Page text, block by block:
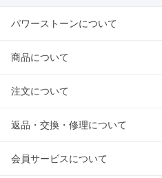
パワーストーンについて
商品について
注文について
返品・交換・修理について
会員サービスについて